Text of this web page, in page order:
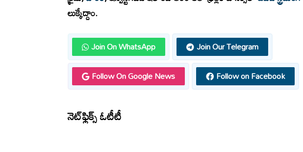
లుక్కేద్దాం.
Join On WhatsApp
Join Our Telegram
Follow On Google News
Follow on Facebook
నెట్‌ఫ్లిక్స్ ఓటీటీ